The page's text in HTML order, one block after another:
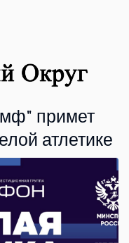
примет
атлетике